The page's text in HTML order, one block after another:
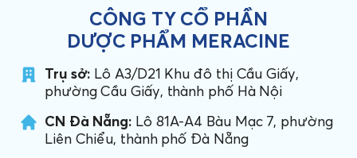
CÔNG TY CỔ PHẦN
DƯỢC PHẨM MERACINE
Trụ sở: Lô A3/D21 Khu đô thị Cầu Giấy,
phường Cầu Giấy, thành phố Hà Nội
CN Đà Nẵng: Lô 81A-A4 Bàu Mạc 7, phường
Liên Chiểu, thành phố Đà Nẵng